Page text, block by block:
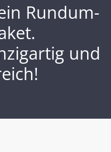
Rundum-
und